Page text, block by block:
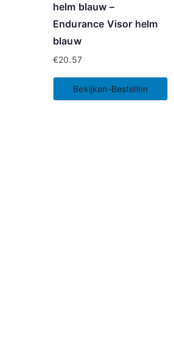
helm blauw –
Endurance Visor helm
blauw
€20.57
Bekijken-Bestellen